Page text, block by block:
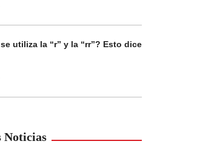
utiliza la “r” y la “rr”? Esto dice
Noticias